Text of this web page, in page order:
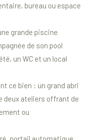
bureau ou espace
grande piscine
de son pool
un WC et un local
ce bien : un grand abri
deux ateliers offrant de
ou